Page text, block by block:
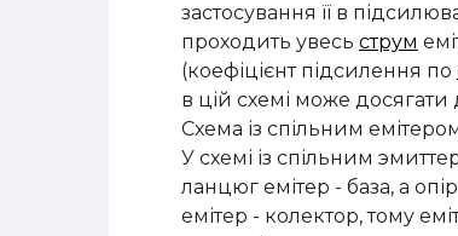
застосування її в
проходить увесь струм
(коефіцієнт підсилення по
в цій схемі може досягати
Схема із спільним
У схемі із спільним
ланцюг емітер - база, а
емітер - колектор, тому